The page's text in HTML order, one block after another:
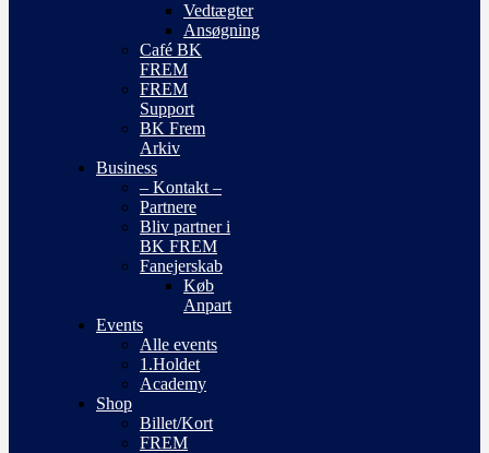
Vedtægter
Ansøgning
Café BK
FREM
FREM
Support
BK Frem
Arkiv
Business
– Kontakt –
Partnere
Bliv partner i
BK FREM
Fanejerskab
Køb
Anpart
Events
Alle events
1.Holdet
Academy
Shop
Billet/Kort
FREM